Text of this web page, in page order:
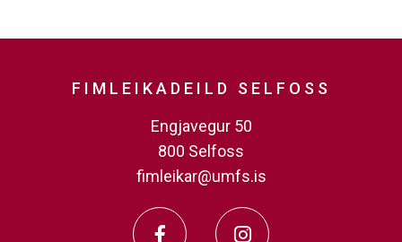
FIMLEIKADEILD SELFOSS
Engjavegur 50
800 Selfoss
fimleikar@umfs.is